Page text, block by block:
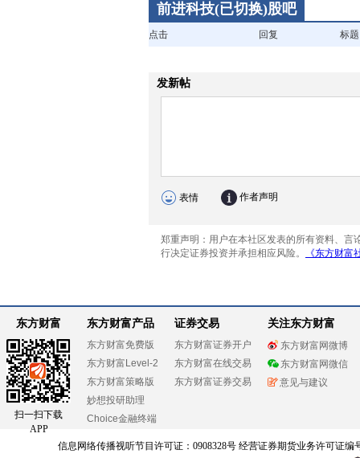
前进科技(已切换)股吧
点击 回复 标题
东方财富
扫一扫下载
APP
东方财富产品
东方财富免费版
东方财富Level-2
东方财富策略版
妙想投研助理
Choice金融终端
证券交易
东方财富证券开户
东方财富在线交易
东方财富证券交易
关注东方财富
东方财富网微博
东方财富网微信
意见与建议
信息网络传播视听节目许可证：0908328号 经营证券期货业务许可证编